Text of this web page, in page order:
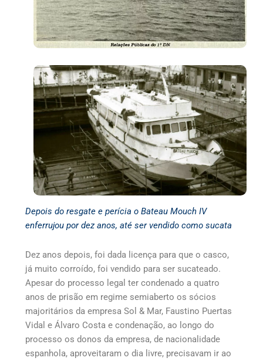
Depois do resgate e perícia o Bateau Mouch IV
enferrujou por dez anos, até ser vendido como sucata
Dez anos depois, foi dada licença para que o casco,
já muito corroído, foi vendido para ser sucateado.
Apesar do processo legal ter condenado a quatro
anos de prisão em regime semiaberto os sócios
majoritários da empresa Sol & Mar, Faustino Puertas
Vidal e Álvaro Costa e condenação, ao longo do
processo os donos da empresa, de nacionalidade
espanhola, aproveitaram o dia livre, precisavam ir ao